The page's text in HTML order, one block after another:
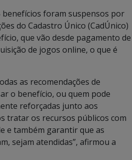
benefícios foram suspensos por
do Cadastro Único (CadÚnico)
que vão desde pagamento de
de jogos online, o que é
as recomendações de
o benefício, ou quem pode
reforçadas junto aos
tratar os recursos públicos com
e também garantir que as
sejam atendidas”, afirmou a